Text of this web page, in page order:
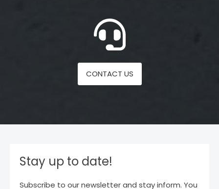
CONTACT US
Stay up to date!
Subscribe to our newsletter and stay inform. You